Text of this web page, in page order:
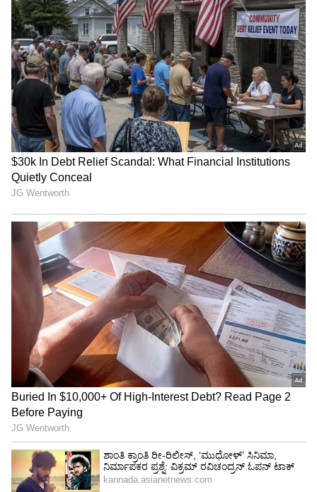
ಈ ಹೇಳಿಕೆಗಳನ್ನು ಬ್ಯಾನರ್ಜಿಯವರ ಅಧಿಕೃತ ಫೇಸ್‌ಬುಕ್
ಖಾತೆ 'Abhishek Banerjee Official' ಸೇರಿದಂತೆ ಇತರ
ಸಾಮಾಜಿಕ ಮಾಧ್ಯಮ ವೇದಿಕೆಗಳಲ್ಲಿ ಹಂಚಿಕೊಳ್ಳಲಾಗಿದೆ
ಎಂದು ಎಫ್‌ಐಆರ್‌ನಲ್ಲಿ ಮತ್ತಷ್ಟು ವಿವರಿಸಲಾಗಿದೆ.
ದೂರುದಾರರು ವಿಶೇಷವಾಗಿ ಮಾರ್ಚ್-ಏಪ್ರಿಲ್ ತಿಂಗಳಲ್ಲಿ
ಮಹೆಶ್‌ತಲಾ, ಆರಾಮ್‌ಬಾಗ್, ಹರಿನ್‌ಘಾಟಾ ಮತ್ತು
ನಂದಿಗ್ರಾಮ ರ್ಯಾಲಿಗಳಲ್ಲಿ ಮಾಡಿದ ಭಾಷಣಗಳನ್ನು
ಉಲ್ಲೇಖಿಸಿದ್ದಾರೆ. ಈ ಭಾಷಣಗಳಲ್ಲಿ ಆರೋಪಿಗಳು ವಿರೋಧ
ಪಕ್ಷದ ಕಾರ್ಯಕರ್ತರಿಗೆ ಬೆದರಿಕೆ ಹಾಕಿದ್ದಾರೆ ಮತ್ತು
ಸಾರ್ವಜನಿಕ ಅಶಾಂತಿ ಹಾಗೂ ರಾಜಕೀಯ ಗಲಭೆ
ಸೃಷ್ಟಿಸುವಂತಹ ಆಕ್ರಮಣಕಾರಿ ಭಾಷೆ ಬಳಸಿದ್ದಾರೆ ಎಂದು
ದೂರಿನಲ್ಲಿ ಹೇಳಲಾಗಿದೆ.
LATEST VIDEOS
"ರಾಜಕೀಯ ಬೇಡ, ಸಿನಿಮಾನೇ ಪ್ರಾಣ":
ಕನಕೋತ್ಸವದಲ್ಲಿ ರಿಷಬ್ ಶೆಟ್ಟಿ | Rishab
ಶೇ.50 ರಿಂದ ಶೇ.18 ಕ್ಕೆ TAX ಇಳಿಕೆ: ಮೋದಿ-
ಟ್ರಂಪ್ ಐತಿಹಾಸಿಕ ಒಪ್ಪಂದ | India US
Trade Deal | Party Rounds